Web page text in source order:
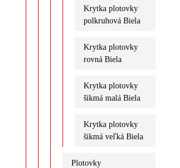
Krytka plotovky
polkruhová Biela
Krytka plotovky
rovná Biela
Krytka plotovky
šikmá malá Biela
Krytka plotovky
šikmá veľká Biela
Plotovky